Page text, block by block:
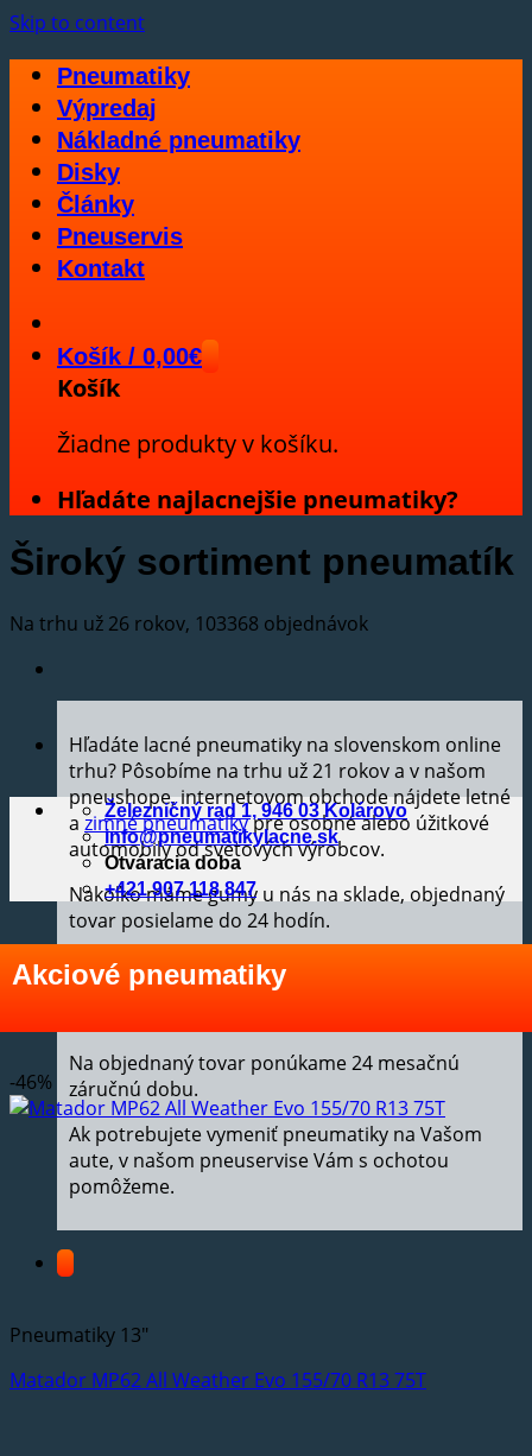
Skip to content
Pneumatiky
Výpredaj
Nákladné pneumatiky
Disky
Články
Pneuservis
Kontakt
Košík / 0,00€
Košík
Žiadne produkty v košíku.
Hľadáte najlacnejšie pneumatiky?
Široký sortiment pneumatík
Na trhu už 26 rokov, 103368 objednávok
Hľadáte lacné pneumatiky na slovenskom online
trhu? Pôsobíme na trhu už 21 rokov a v našom
pneushope, internetovom obchode nájdete letné
azimné pneumatikypre osobné alebo úžitkové
automobily od svetových výrobcov.
Nakoľko máme gumy u nás na sklade, objednaný
tovar posielame do 24 hodín.
Tovar posielame na dobierku (príplatok je 16 €/1-
4ks), ale je možný aj osobný odber pneumatík v
Na objednaný tovar ponúkame 24 mesačnú
záručnú dobu.
Ak potrebujete vymeniť pneumatiky na Vašom
aute, v našom pneuservise Vám s ochotou
pomôžeme.
Železničný rad 1, 946 03 Kolárovo
info@pneumatikylacne.sk
Otváracia doba
+421 907 118 847
Akciové pneumatiky
-46%
Pneumatiky 13"
Matador MP62 All Weather Evo 155/70 R13 75T